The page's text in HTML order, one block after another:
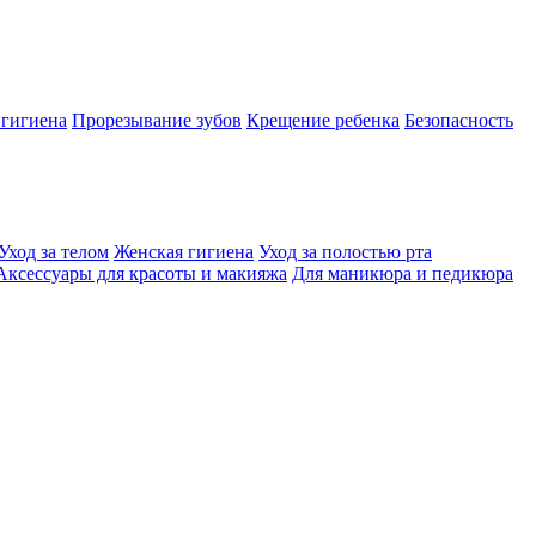
Прорезывание зубов Крещение ребенка Безопасность
за телом Женская гигиена Уход за полостью рта
для красоты и макияжа Для маникюра и педикюра